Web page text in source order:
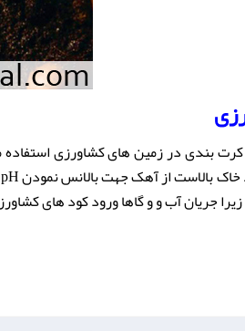
بندی در زمین های کشاورزی
زیرا جریان آب و و گاها ورود کود های